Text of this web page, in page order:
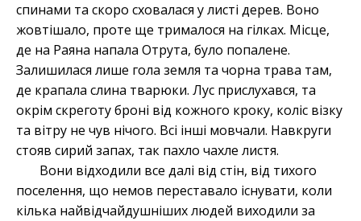
спинами та скоро сховалася у листі дерев. Воно
жовтішало, проте ще трималося на гілках. Місце,
де на Раяна напала Отрута, було попалене.
Залишилася лише гола земля та чорна трава там,
де крапала слина тварюки. Лус прислухався, та
окрім скреготу броні від кожного кроку, коліс візку
та вітру не чув нічого. Всі інші мовчали. Навкруги
стояв сирий запах, так пахло чахле листя.
Вони відходили все далі від стін, від тихого
поселення, що немов переставало існувати, коли
кілька найвідчайдушніших людей виходили за